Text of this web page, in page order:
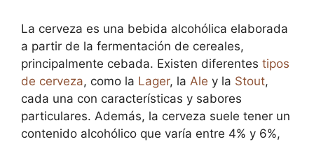
La cerveza es una bebida alcohólica elaborada
a partir de la fermentación de cereales,
principalmente cebada. Existen diferentes tipos
de cerveza, como la Lager, la Ale y la Stout,
cada una con características y sabores
particulares. Además, la cerveza suele tener un
contenido alcohólico que varía entre 4% y 6%,